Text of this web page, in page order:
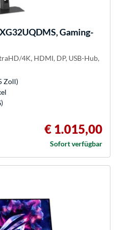
Gaming-
4K, HDMI, DP, USB-Hub,
Zoll)
€ 1.015,00
Sofort verfügbar